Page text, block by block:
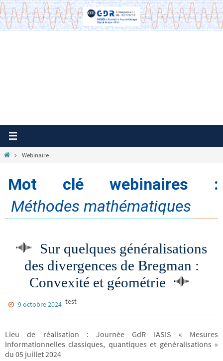
Passer
vers
le
HomeWebinaire
Mot clé webinaires :
Méthodes mathématiques
Sur quelques généralisations
des divergences de Bregman :
Convexité et géométrie
test
9 octobre 2024
Lieu de réalisation : Journée GdR IASIS « Mesures
informationnelles classiques, quantiques et généralisations »
du 05 juillet 2024